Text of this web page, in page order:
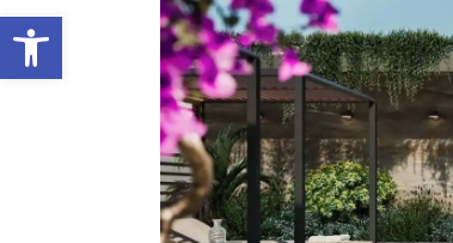
Abrir barra de herramientas